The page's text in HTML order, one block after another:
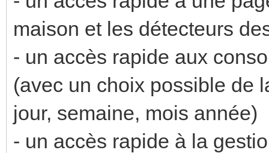
maison et les détecteurs
- un accès rapide aux
(avec un choix possible de
jour, semaine, mois année)
- un accès rapide à la